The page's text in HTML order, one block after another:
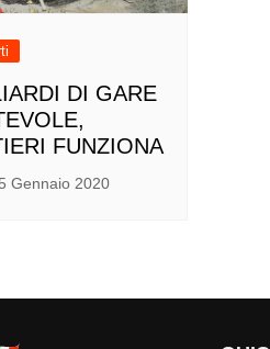
DI GARE
FUNZIONA
Gennaio 2020